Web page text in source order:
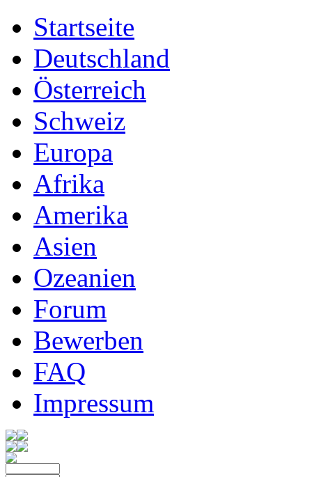
Startseite
Deutschland
Österreich
Schweiz
Europa
Afrika
Amerika
Asien
Ozeanien
Forum
Bewerben
FAQ
Impressum